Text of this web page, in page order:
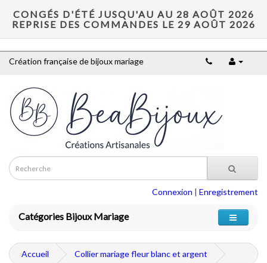
CONGÉS D'ÉTÉ JUSQU'AU AU 28 AOÛT 2026
REPRISE DES COMMANDES LE 29 AOÛT 2026
Création française de bijoux mariage
Connexion | Enregistrement
Catégories Bijoux Mariage
Accueil Collier mariage fleur blanc et argent